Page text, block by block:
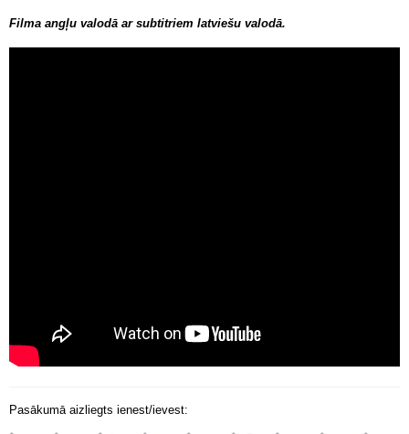
Filma angļu valodā ar subtitriem latviešu valodā.
Pasākumā aizliegts ienest/ievest: